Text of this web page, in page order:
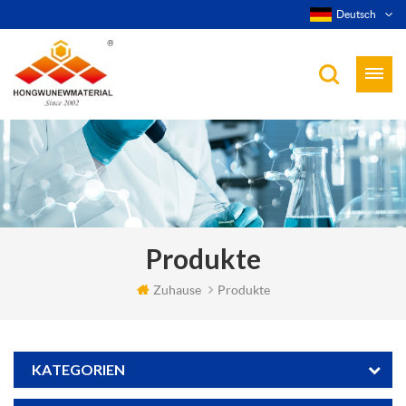
Deutsch
Produkte
Zuhause Produkte
KATEGORIEN